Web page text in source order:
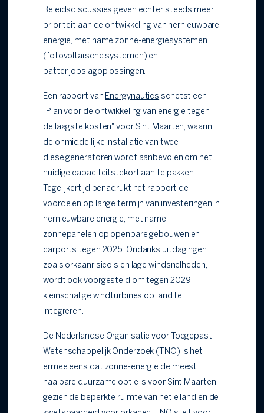
Beleidsdiscussies geven echter steeds meer
prioriteit aan de ontwikkeling van hernieuwbare
energie, met name zonne-energiesystemen
(fotovoltaïsche systemen) en
batterijopslagoplossingen.
Een rapport van Energynautics schetst een
"Plan voor de ontwikkeling van energie tegen
de laagste kosten" voor Sint Maarten, waarin
de onmiddellijke installatie van twee
dieselgeneratoren wordt aanbevolen om het
huidige capaciteitstekort aan te pakken.
Tegelijkertijd benadrukt het rapport de
voordelen op lange termijn van investeringen in
hernieuwbare energie, met name
zonnepanelen op openbare gebouwen en
carports tegen 2025. Ondanks uitdagingen
zoals orkaanrisico's en lage windsnelheden,
wordt ook voorgesteld om tegen 2029
kleinschalige windturbines op land te
integreren.
De Nederlandse Organisatie voor Toegepast
Wetenschappelijk Onderzoek (TNO) is het
ermee eens dat zonne-energie de meest
haalbare duurzame optie is voor Sint Maarten,
gezien de beperkte ruimte van het eiland en de